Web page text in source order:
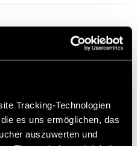
Tracking-Technologien
es uns ermöglichen, das
auszuwerten und